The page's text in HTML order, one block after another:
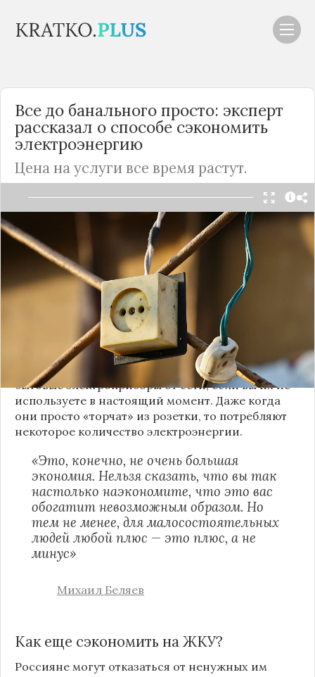
Все до банального просто: эксперт
рассказал о способе сэкономить
электроэнергию
Цена на услуги все время растут.
Читать в Telegram
Жилищно-коммунальные услуги в России
каждым годом становятся дороже. И далеко не у
всех имеются льготы и субсидии. Об одном
неочевидном способе экономии россиянам
напомнил кандидат экономических наук
Михаил Беляев.
Как рассказал эксперт, следует отключать
бытовые электроприборы от сети, если вы их не
используете в настоящий момент. Даже когда
они просто «торчат» из розетки, то потребляют
некоторое количество электроэнергии.
«Это, конечно, не очень большая
экономия. Нельзя сказать, что вы так
настолько наэкономите, что это вас
обогатит невозможным образом. Но
тем не менее, для малосостоятельных
людей любой плюс — это плюс, а не
минус»
Михаил Беляев
Как еще сэкономить на ЖКУ?
Россияне могут отказаться от ненужных им